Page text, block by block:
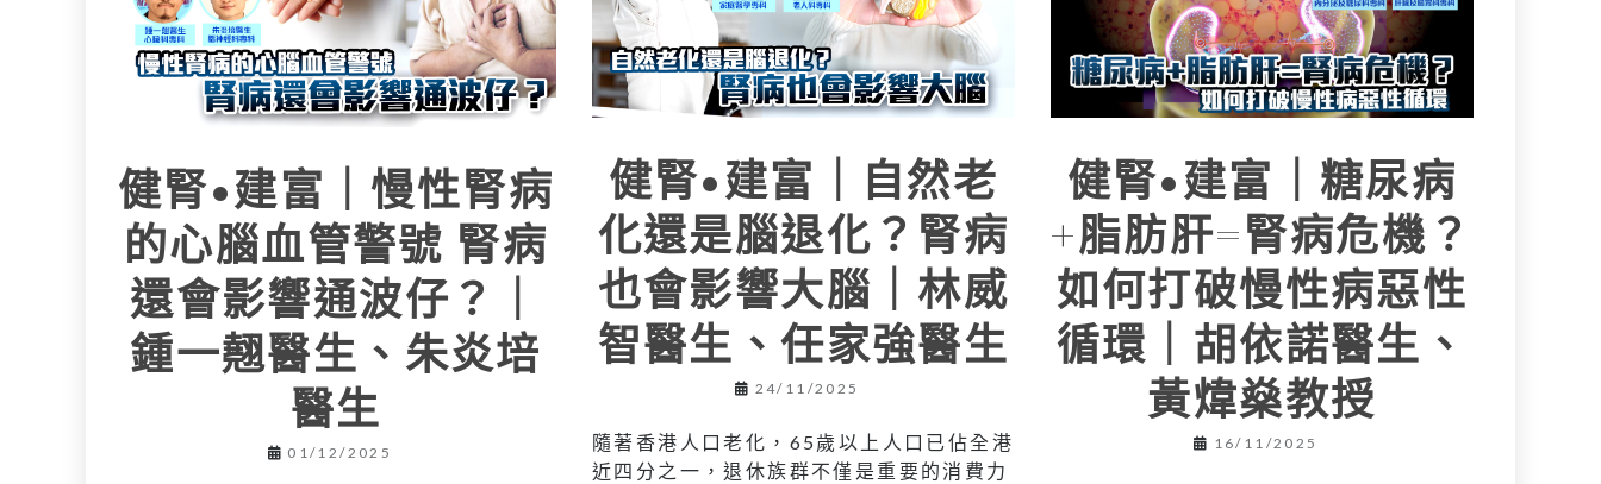
健腎•建富｜慢性腎病
的心腦血管警號 腎病
還會影響通波仔？｜
鍾一翹醫生、朱炎培
醫生
01/12/2025
健腎•建富｜自然老
化還是腦退化？腎病
也會影響大腦｜林威
智醫生、任家強醫生
24/11/2025
隨著香港人口老化，65歲以上人口已佔全港
近四分之一，退休族群不僅是重要的消費力
健腎•建富｜糖尿病
+脂肪肝=腎病危機？
如何打破慢性病惡性
循環｜胡依諾醫生、
黃煒燊教授
16/11/2025